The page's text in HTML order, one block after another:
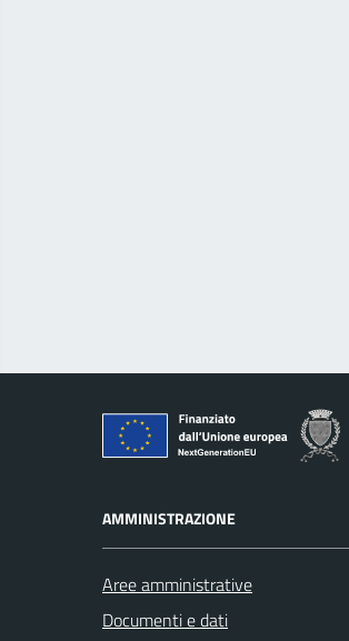
AMMINISTRAZIONE
Aree amministrative
Documenti e dati